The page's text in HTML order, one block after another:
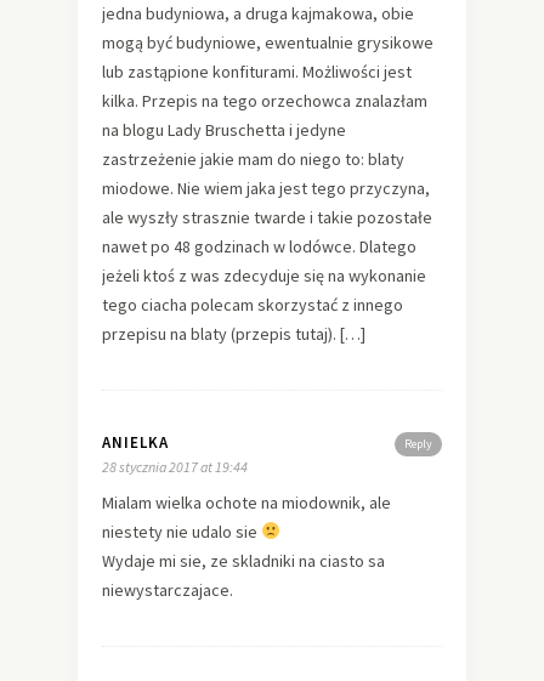
jedna budyniowa, a druga kajmakowa, obie
mogą być budyniowe, ewentualnie grysikowe
lub zastąpione konfiturami. Możliwości jest
kilka. Przepis na tego orzechowca znalazłam
na blogu Lady Bruschetta i jedyne
zastrzeżenie jakie mam do niego to: blaty
miodowe. Nie wiem jaka jest tego przyczyna,
ale wyszły strasznie twarde i takie pozostałe
nawet po 48 godzinach w lodówce. Dlatego
jeżeli ktoś z was zdecyduje się na wykonanie
tego ciacha polecam skorzystać z innego
przepisu na blaty (przepis tutaj). […]
Reply
ANIELKA
28 stycznia 2017 at 19:44
Mialam wielka ochote na miodownik, ale
niestety nie udalo sie
Wydaje mi sie, ze skladniki na ciasto sa
niewystarczajace.